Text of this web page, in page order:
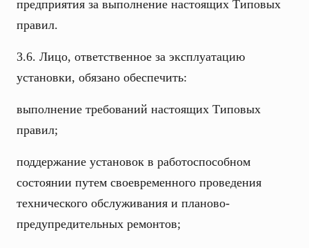
предприятия за выполнение настоящих Типовых
правил.
3.6. Лицо, ответственное за эксплуатацию
установки, обязано обеспечить:
выполнение требований настоящих Типовых
правил;
поддержание установок в работоспособном
состоянии путем своевременного проведения
технического обслуживания и планово-
предупредительных ремонтов;